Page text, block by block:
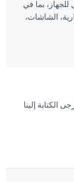
بما في
الشاشات،
الكتابة إلينا